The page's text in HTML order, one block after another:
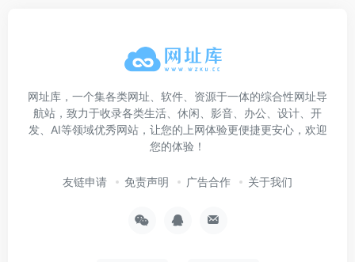
网址库，一个集各类网址、软件、资源于一体的综合性网址导
航站，致力于收录各类生活、休闲、影音、办公、设计、开
发、AI等领域优秀网站，让您的上网体验更便捷更安心，欢迎
您的体验！
友链申请 免责声明 广告合作 关于我们